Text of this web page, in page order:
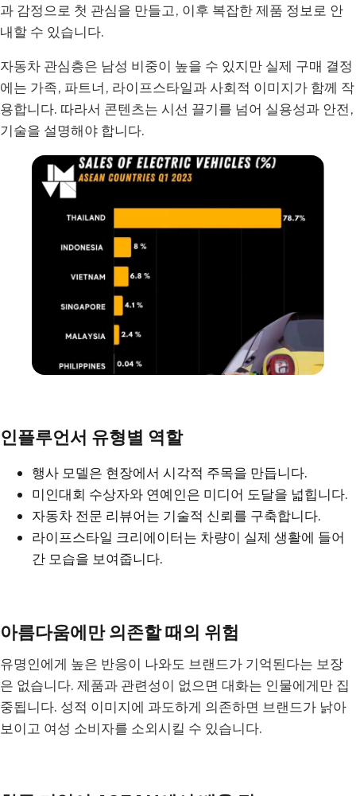
과 감정으로 첫 관심을 만들고, 이후 복잡한 제품 정보로 안
내할 수 있습니다.
자동차 관심층은 남성 비중이 높을 수 있지만 실제 구매 결정
에는 가족, 파트너, 라이프스타일과 사회적 이미지가 함께 작
용합니다. 따라서 콘텐츠는 시선 끌기를 넘어 실용성과 안전,
기술을 설명해야 합니다.
인플루언서 유형별 역할
행사 모델은 현장에서 시각적 주목을 만듭니다.
미인대회 수상자와 연예인은 미디어 도달을 넓힙니다.
자동차 전문 리뷰어는 기술적 신뢰를 구축합니다.
라이프스타일 크리에이터는 차량이 실제 생활에 들어
간 모습을 보여줍니다.
아름다움에만 의존할 때의 위험
유명인에게 높은 반응이 나와도 브랜드가 기억된다는 보장
은 없습니다. 제품과 관련성이 없으면 대화는 인물에게만 집
중됩니다. 성적 이미지에 과도하게 의존하면 브랜드가 낡아
보이고 여성 소비자를 소외시킬 수 있습니다.